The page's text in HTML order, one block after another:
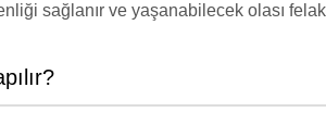
sağlanır ve yaşanabilecek olası